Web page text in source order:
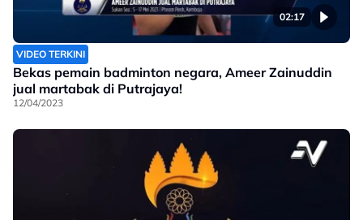
02:17
VIDEO TERKINI
Bekas pemain badminton negara, Ameer Zainuddin
jual martabak di Putrajaya!
12/04/2023